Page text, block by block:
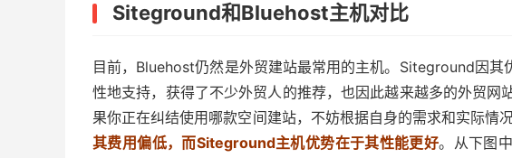
Siteground和Bluehost主机对比
目前，Bluehost仍然是外贸建站最常用的主机。Siteground因
性地支持，获得了不少外贸人的推荐，也因此越来越多的外贸
果你正在纠结使用哪款空间建站，不妨根据自身的需求和实际情况
其费用偏低，而Siteground主机优势在于其性能更好。从下图